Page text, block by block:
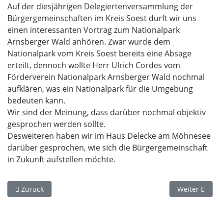
Auf der diesjährigen Delegiertenversammlung der
Bürgergemeinschaften im Kreis Soest durft wir uns
einen interessanten Vortrag zum Nationalpark
Arnsberger Wald anhören. Zwar wurde dem
Nationalpark vom Kreis Soest bereits eine Absage
erteilt, dennoch wollte Herr Ulrich Cordes vom
Förderverein Nationalpark Arnsberger Wald nochmal
aufklären, was ein Nationalpark für die Umgebung
bedeuten kann.
Wir sind der Meinung, dass darüber nochmal objektiv
gesprochen werden sollte.
Desweiteren haben wir im Haus Delecke am Möhnesee
darüber gesprochen, wie sich die Bürgergemeinschaft
in Zukunft aufstellen möchte.
Vorheriger Beitrag: Antrag für den Feuerwehrausschuss am
Zurück Nächster
Weiter